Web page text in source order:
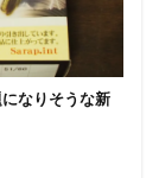
なりそうな新